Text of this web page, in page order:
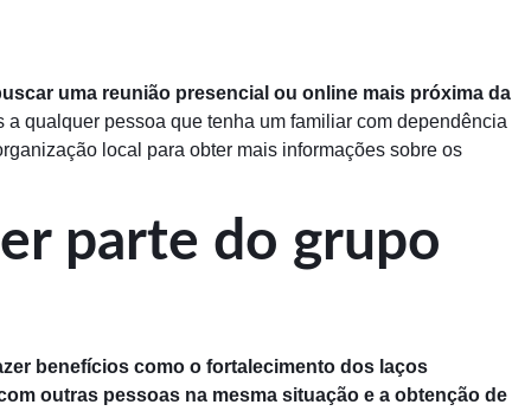
uma reunião presencial ou online mais próxima da
qualquer pessoa que tenha um familiar com dependência
local para obter mais informações sobre os
parte do grupo
benefícios como o fortalecimento dos laços
outras pessoas na mesma situação e a obtenção de